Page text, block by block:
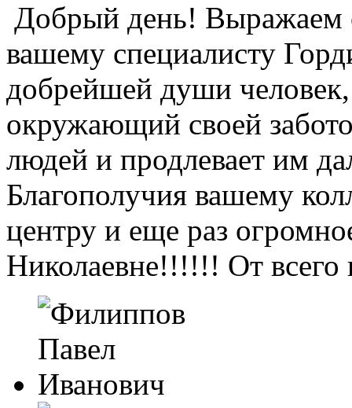
Добрый день! Выражаем
вашему специалисту
добрейшей души
окружающий своей
людей и продлевает им
Благополучия вашему
центру и еще раз
Николаевне!!!!!! От